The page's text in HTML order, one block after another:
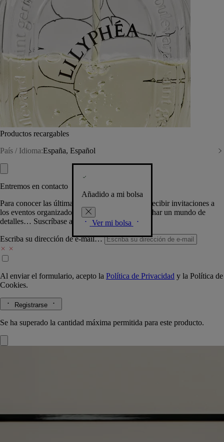
Productos recargables
País / Idioma:España, Español
Añadido a mi bolsa
Ver mi bolsa
Entremos en contacto
Para conocer las últimas creaciones de la Casa, recibir invitaciones a
los eventos organizados por Diptyque y aprovechar un mundo de
detalles… Suscríbase a nuestra newsletter.
Escriba su dirección de e-mail…
Al enviar el formulario, acepto la Política de Privacidad y la Política de
Cookies.
Registrarse
Se ha superado la cantidad máxima permitida para este producto.